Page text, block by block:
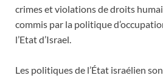
crimes et violations de droits
commis par la politique
l’Etat d’Israel.
Les politiques de l’État israélien